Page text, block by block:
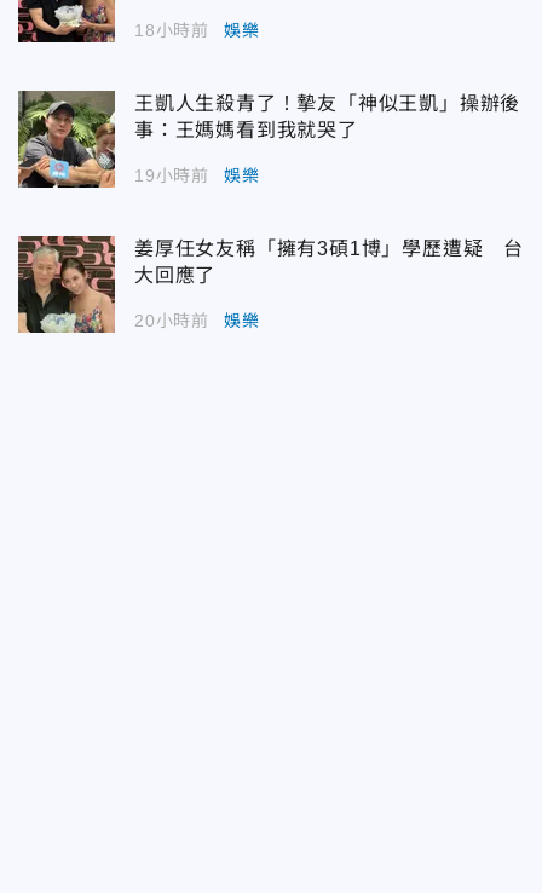
18小時前 娛樂
王凱人生殺青了！摯友「神似王凱」操辦後
事：王媽媽看到我就哭了
19小時前 娛樂
姜厚任女友稱「擁有3碩1博」學歷遭疑 台
大回應了
20小時前 娛樂